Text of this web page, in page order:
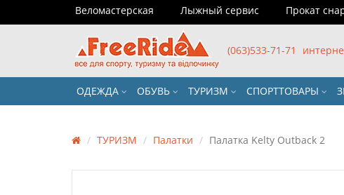
Веломастерская Лыжный сервис Прокат
(063)533-71-71
ОДЕЖДА ОБУВЬ ТУРИЗМ СПОРТТОВАРЫ
ТУРИЗМ Палатки Палатка Kelty Outback 2